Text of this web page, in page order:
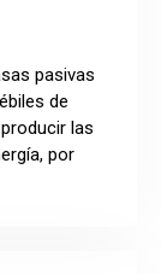
pasivas
de
las
por